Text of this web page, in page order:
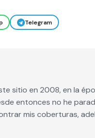
Telegram
sitio en 2008, en la
entonces no he
mis coberturas,